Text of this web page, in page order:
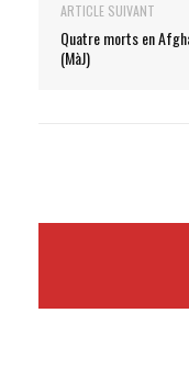
ARTICLE SUIVANT
Quatre morts en
(MàJ)